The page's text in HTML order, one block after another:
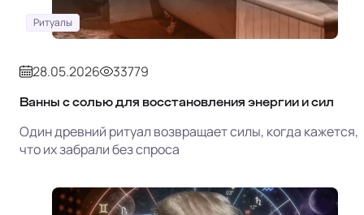
Ритуалы
28.05.2026 33779
Ванны с солью для восстановления энергии и сил
Один древний ритуал возвращает силы, когда кажется,
что их забрали без спроса